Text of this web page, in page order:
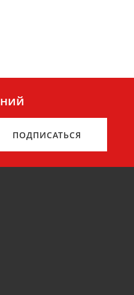
ПОДПИСАТЬСЯ